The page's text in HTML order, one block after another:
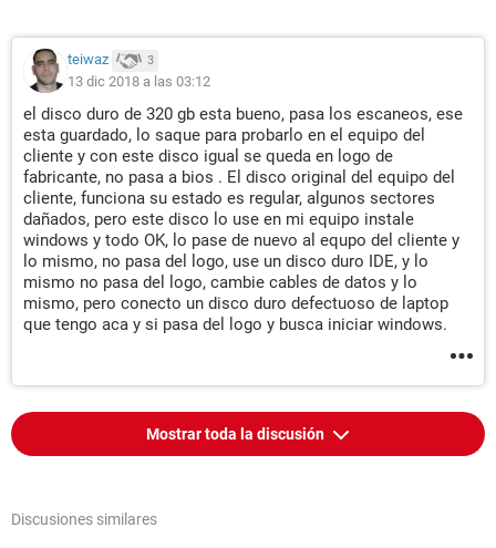
teiwaz 3
13 dic 2018 a las 03:12
el disco duro de 320 gb esta bueno, pasa los escaneos, ese
esta guardado, lo saque para probarlo en el equipo del
cliente y con este disco igual se queda en logo de
fabricante, no pasa a bios . El disco original del equipo del
cliente, funciona su estado es regular, algunos sectores
dañados, pero este disco lo use en mi equipo instale
windows y todo OK, lo pase de nuevo al equpo del cliente y
lo mismo, no pasa del logo, use un disco duro IDE, y lo
mismo no pasa del logo, cambie cables de datos y lo
mismo, pero conecto un disco duro defectuoso de laptop
que tengo aca y si pasa del logo y busca iniciar windows.
Mostrar toda la discusión
Discusiones similares